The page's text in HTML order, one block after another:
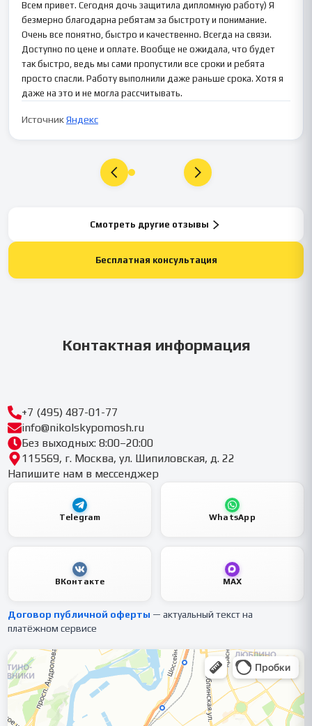
Всем привет. Сегодня дочь защитила дипломную работу) Я
безмерно благодарна ребятам за быстроту и понимание.
Очень все понятно, быстро и качественно. Всегда на связи.
Доступно по цене и оплате. Вообще не ожидала, что будет
так быстро, ведь мы сами пропустили все сроки и ребята
просто спасли. Работу выполнили даже раньше срока. Хотя я
даже на это и не могла рассчитывать.
ИсточникЯндекс
Смотреть другие отзывы
Бесплатная консультация
Контактная информация
+7 (495) 487-01-77
info@nikolskypomosh.ru
Без выходных: 8:00–20:00
115569, г. Москва, ул. Шипиловская, д. 22
Напишите нам в мессенджер
Telegram WhatsApp
ВКонтакте MAX
Договор публичной оферты — актуальный текст на
платёжном сервисе